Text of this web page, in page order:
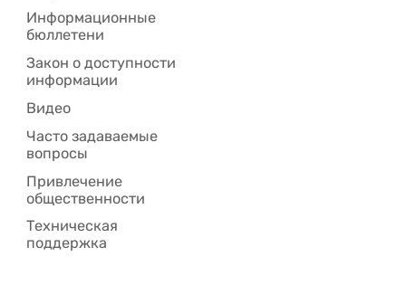
Информационные
бюллетени
Закон о доступности
информации
Видео
Часто задаваемые
вопросы
Привлечение
общественности
Техническая
поддержка